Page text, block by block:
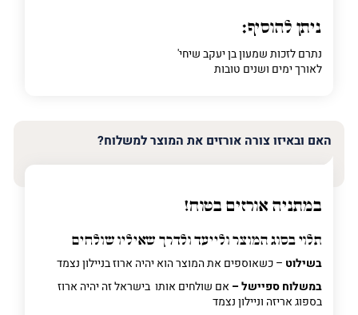
ניתן להוסיף:
נתרם לזכות שמעון בן יעקב שיחי'
לאורך ימים ושנים טובות
האם ובאיזו צורה אורזים את המוצר למשלוח?
במתניה אורזים בטוח!
תלוי בסוג המוצר ולייעד ולדרך שאיליו שולחים
בשילוט – כשאוספים את המוצר הוא יהיה ארוז בניילון נצמד
במשלוח ספיישל – אם שולחים אותו בישראל זה יהיה ארוז
בספוג אריזה וניילון נצמד